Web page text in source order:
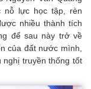
nỗ lực học tập, rèn
nhiều thành tích
để sau này trở về
của đất nước mình,
truyền thống tốt